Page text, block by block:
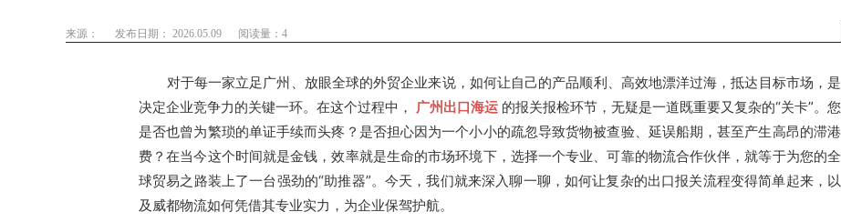
来源： 发布日期： 2026.05.09 阅读量： 4
对于每一家立足广州、放眼全球的外贸企业来说，如何让自己的产品顺利、高效地漂洋过海，抵达目标市场，是
决定企业竞争力的关键一环。在这个过程中， 广州出口海运 的报关报检环节，无疑是一道既重要又复杂的“关卡”。您
是否也曾为繁琐的单证手续而头疼？是否担心因为一个小小的疏忽导致货物被查验、延误船期，甚至产生高昂的滞港
费？在当今这个时间就是金钱，效率就是生命的市场环境下，选择一个专业、可靠的物流合作伙伴，就等于为您的全
球贸易之路装上了一台强劲的“助推器”。今天，我们就来深入聊一聊，如何让复杂的出口报关流程变得简单起来，以
及威都物流如何凭借其专业实力，为企业保驾护航。